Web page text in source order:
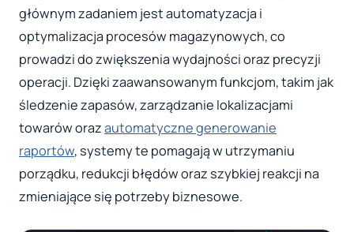
głównym zadaniem jest automatyzacja i
optymalizacja procesów magazynowych, co
prowadzi do zwiększenia wydajności oraz precyzji
operacji. Dzięki zaawansowanym funkcjom, takim jak
śledzenie zapasów, zarządzanie lokalizacjami
towarów orazautomatyczne generowanie
raportów, systemy te pomagają w utrzymaniu
porządku, redukcji błędów oraz szybkiej reakcji na
zmieniające się potrzeby biznesowe.